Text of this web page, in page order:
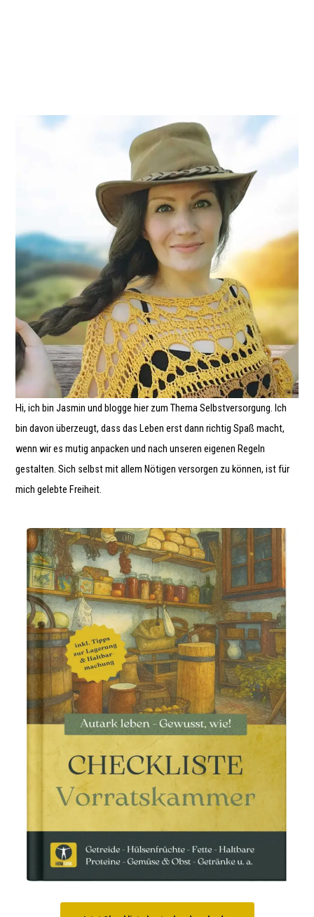
Hi, ich bin Jasmin und blogge hier zum Thema Selbstversorgung. Ich
bin davon überzeugt, dass das Leben erst dann richtig Spaß macht,
wenn wir es mutig anpacken und nach unseren eigenen Regeln
gestalten. Sich selbst mit allem Nötigen versorgen zu können, ist für
mich gelebte Freiheit.